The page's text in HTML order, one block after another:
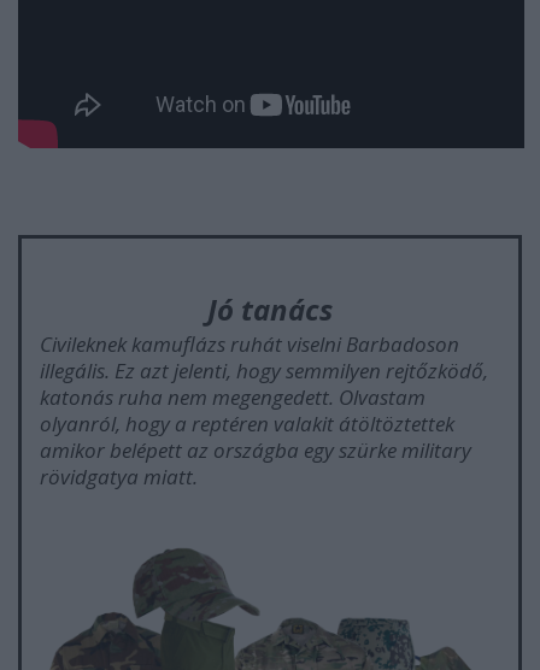
Jó tanács
Civileknek kamuflázs ruhát viselni Barbadoson
illegális. Ez azt jelenti, hogy semmilyen rejtőzködő,
katonás ruha nem megengedett. Olvastam
olyanról, hogy a reptéren valakit átöltöztettek
amikor belépett az országba egy szürke military
rövidgatya miatt.